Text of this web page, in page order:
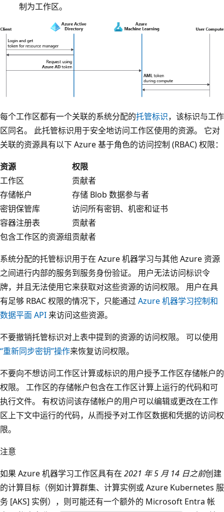
制为工作区。
每个工作区都有一个关联的系统分配的托管标识，该标识与工作
区同名。 此托管标识用于安全地访问工作区使用的资源。 它对
关联的资源具有以下 Azure 基于角色的访问控制 (RBAC) 权限：
资源
权限
工作区
贡献者
存储帐户
存储 Blob 数据参与者
密钥保管库
访问所有密钥、机密和证书
容器注册表
贡献者
包含工作区的资源组贡献者
系统分配的托管标识用于在 Azure 机器学习与其他 Azure 资源
之间进行内部的服务到服务身份验证。 用户无法访问标识令
牌，并且无法使用它来获取对这些资源的访问权限。 用户在具
有足够 RBAC 权限的情况下，只能通过 Azure 机器学习控制和
数据平面 API 来访问这些资源。
不要撤销托管标识对上表中提到的资源的访问权限。 可以使用
“重新同步密钥”操作来恢复访问权限。
不要向不想访问工作区计算或标识的用户授予工作区存储帐户的
权限。 工作区的存储帐户包含在工作区计算上运行的代码和可
执行文件。 有权访问该存储帐户的用户可以编辑或更改在工作
区上下文中运行的代码，从而授予对工作区数据和凭据的访问权
限。
注意
如果 Azure 机器学习工作区具有在 2021 年 5 月 14 日之前创建
的计算目标（例如计算群集、计算实例或 Azure Kubernetes 服
务 [AKS] 实例），则可能还有一个额外的 Microsoft Entra 帐